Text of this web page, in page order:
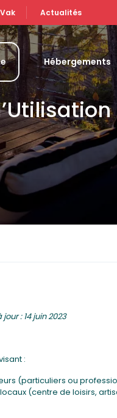
Actualités
Hébergements
: 14 juin 2023
:
(particuliers ou
(centre de loisirs,